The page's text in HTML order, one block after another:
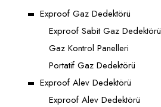
Exproof Gaz Dedektörü
Exproof Sabit Gaz Dedektörü
Gaz Kontrol Panelleri
Portatif Gaz Dedektörü
Exproof Alev Dedektörü
Exproof Alev Dedektörü